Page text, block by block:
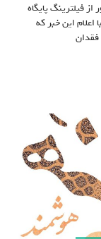
فیلترینگ پایگاه
اعلام این خبر که
فقدان